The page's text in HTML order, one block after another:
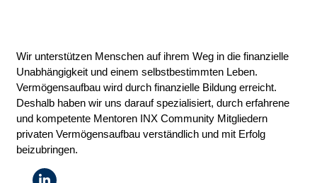
Wir unterstützen Menschen auf ihrem Weg in die finanzielle
Unabhängigkeit und einem selbstbestimmten Leben.
Vermögensaufbau wird durch finanzielle Bildung erreicht.
Deshalb haben wir uns darauf spezialisiert, durch erfahrene
und kompetente Mentoren INX Community Mitgliedern
privaten Vermögensaufbau verständlich und mit Erfolg
beizubringen.